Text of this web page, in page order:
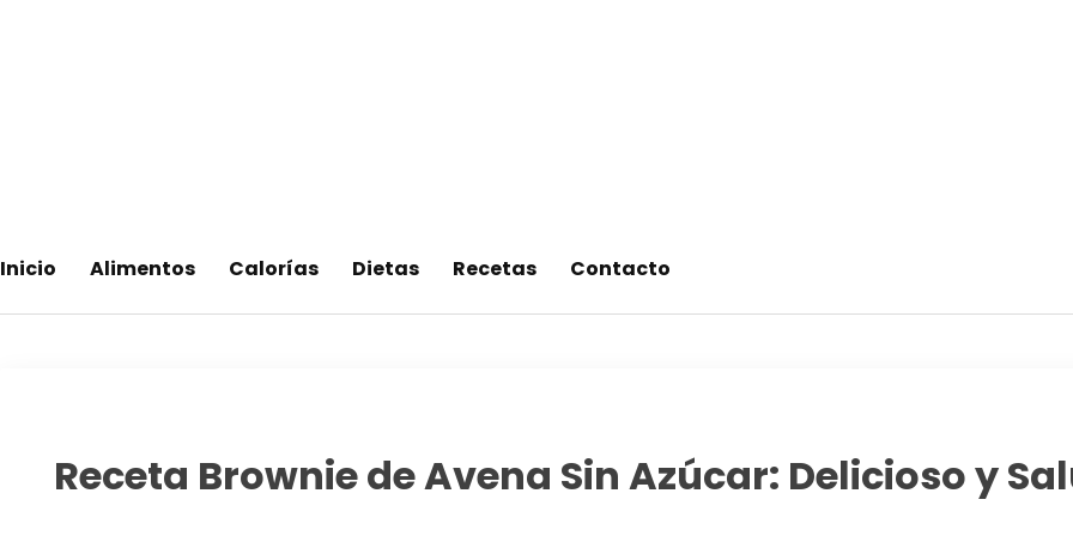
Adelgaza con en tu linea-alimentos saludables
Inicio Alimentos Calorías Dietas Recetas Contacto
Receta Brownie de Avena Sin Azúcar: Delicioso y